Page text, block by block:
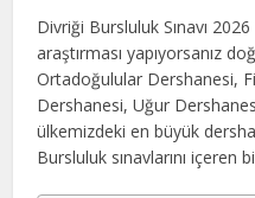
Divriği Bursluluk Sınavı
araştırması yapıyorsanız
Ortadoğulular Dershanesi,
Dershanesi, Uğur
ülkemizdeki en büyük
Bursluluk sınavlarını içeren